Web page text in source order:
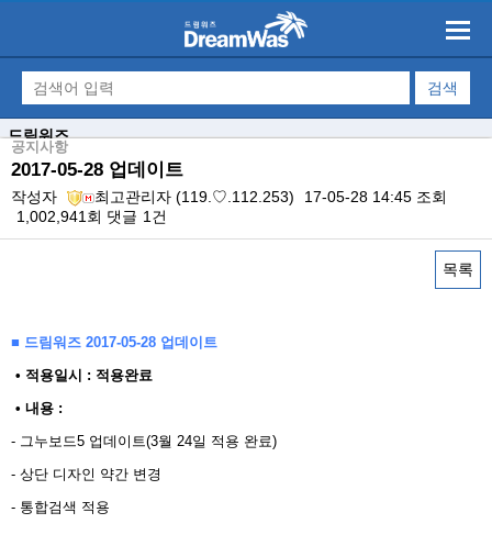
드림워즈
공지사항
2017-05-28 업데이트
작성자 최고관리자 (119.♡.112.253) 17-05-28 14:45 조회
1,002,941회 댓글 1건
목록
■ 드림워즈 2017-05-28 업데이트
​ • 적용일시 : 적용완료
• 내용 : ​
- 그누보드5 업데이트(3월 24일 적용 완료)
- 상단 디자인 약간 변경
- 통합검색 적용